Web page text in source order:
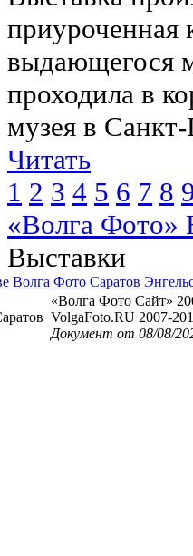
приуроченная
выдающегося
проходила в
музея в
Читать
1 2 3 4 5 6 7 8
«Волга Фото»
Выставки
Волга Фото Саратов
«Волга Фото Сайт»
VolgaFoto.RU 2007-
Документ от 08/08/